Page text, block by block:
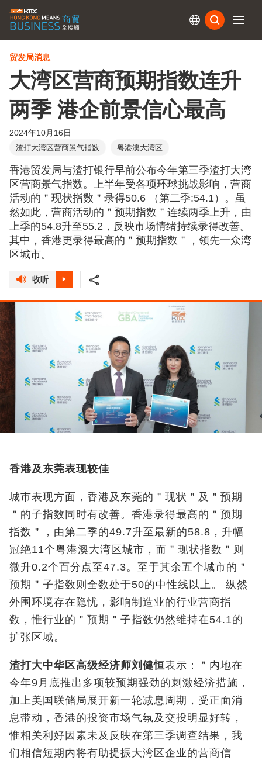
贸发局消息
大湾区营商预期指数连升
两季 港企前景信心最高
2024年10月16日
渣打大湾区营商景气指数 粤港澳大湾区
香港贸发局与渣打银行早前公布今年第三季渣打大湾
区营商景气指数。上半年受各项环球挑战影响，营商
活动的＂现状指数＂录得50.6 （第二季:54.1）。虽
然如此，营商活动的＂预期指数＂连续两季上升，由
上季的54.8升至55.2，反映市场情绪持续录得改善。
其中，香港更录得最高的＂预期指数＂，领先一众湾
区城市。
收听
香港及东莞表现较佳
城市表现方面，香港及东莞的＂现状＂及＂预期
＂的子指数同时有改善。香港录得最高的＂预期
指数＂，由第二季的49.7升至最新的58.8，升幅
冠绝11个粤港澳大湾区城市，而＂现状指数＂则
微升0.2个百分点至47.3。至于其余五个城市的＂
预期＂子指数则全数处于50的中性线以上。 纵然
外围环境存在隐忧，影响制造业的行业营商指
数，惟行业的＂预期＂子指数仍然维持在54.1的
扩张区域。
渣打大中华区高级经济师刘健恒表示：＂内地在
今年9月底推出多项较预期强劲的刺激经济措施，
加上美国联储局展开新一轮减息周期，受正面消
息带动，香港的投资市场气氛及交投明显好转，
惟相关利好因素未及反映在第三季调查结果，我
们相信短期内将有助提振大湾区企业的营商信